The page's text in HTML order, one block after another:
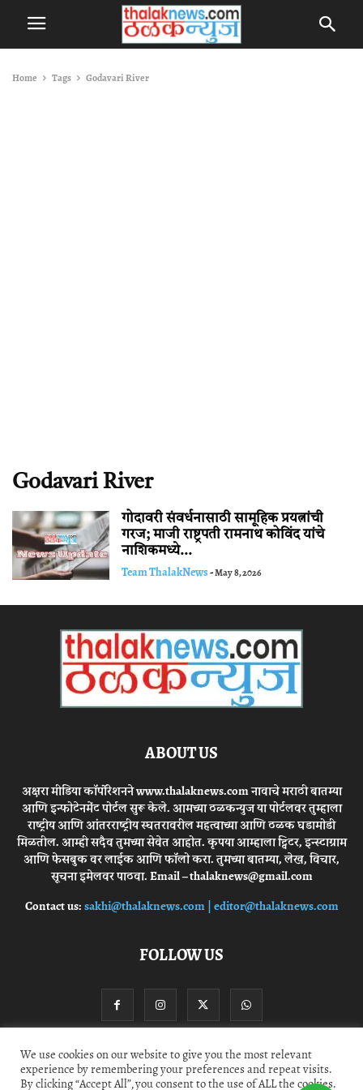
Home Tags Godavari River
Godavari River
गोदावरी संवर्धनासाठी सामूहिक प्रयत्नांची
गरज; माजी राष्ट्रपती रामनाथ कोविंद यांचे
नाशिकमध्ये...
Team ThalakNews-May 8, 2026
ABOUT US
अक्षरा मीडिया कॉर्पोरेशनने www.thalaknews.com नावाचे मराठी बातम्या
आणि इन्फोटेनमेंट पोर्टल सुरू केले. आमच्या ठळकन्युज या पोर्टलवर तुम्हाला
राष्ट्रीय आणि आंतरराष्ट्रीय स्घतरावरील महत्वाच्या आणि ठळक घडामोडी
मिळतील. आम्ही सदैव तुमच्या सेवेत आहोत. कृपया आम्हाला ट्विटर, इन्स्टाग्राम
आणि फेसबुक वर लाईक आणि फॉलो करा. तुमच्या बातम्या, लेख, विचार,
सूचना इमेलवर पाठवा. Email – thalaknews@gmail.com
Contact us:sakhi@thalaknews.com | editor@thalaknews.com
FOLLOW US
Privacy Policy Contact Us
We use cookies on our website to give you the most relevant
experience by remembering your preferences and repeat visits.
By clicking “Accept All”, you consent to the use of ALL the cookies.